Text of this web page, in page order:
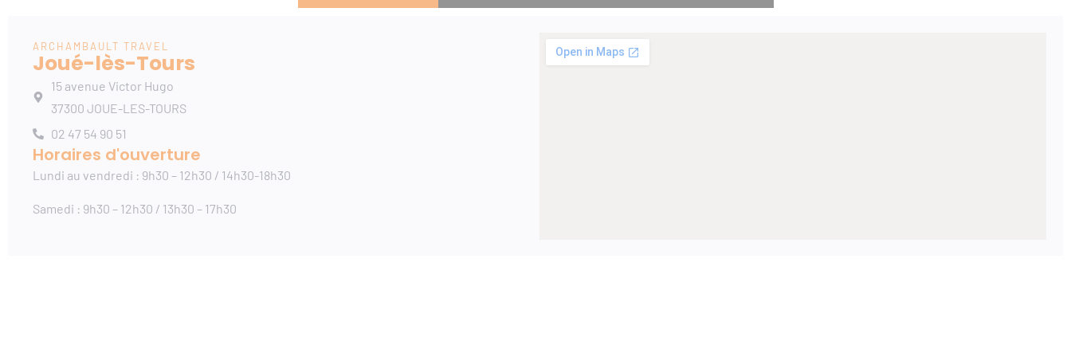
ARCHAMBAULT TRAVEL
Joué-lès-Tours
15 avenue Victor Hugo
37300 JOUE-LES-TOURS
02 47 54 90 51
Horaires d'ouverture
Lundi au vendredi : 9h30 – 12h30 / 14h30-18h30
Samedi : 9h30 – 12h30 / 13h30 – 17h30